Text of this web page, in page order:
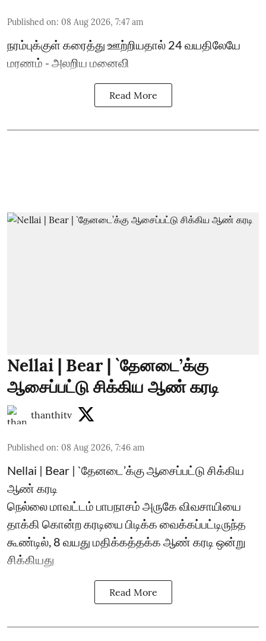
Published on: 08 Aug 2026, 7:47 am
நரம்புக்குள் கரைத்து ஊற்றியதால் 24 வயதிலேயே
மரணம் - அலறிய மனைவி
Read More
Nellai | Bear | `தேனடை’க்கு
ஆசைப்பட்டு சிக்கிய ஆண் கரடி
thanthitv
Published on: 08 Aug 2026, 7:46 am
Nellai | Bear | `தேனடை’க்கு ஆசைப்பட்டு சிக்கிய
ஆண் கரடி
நெல்லை மாவட்டம் பாபநாசம் அருகே விவசாயியை
தாக்கி கொன்ற கரடியை பிடிக்க வைக்கப்பட்டிருந்த
கூண்டில், 8 வயது மதிக்கத்தக்க ஆண் கரடி ஒன்று
சிக்கியது
Read More